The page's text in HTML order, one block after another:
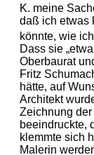
K. meine
daß ich etwas
könnte, wie
Dass sie
Oberbaurat
Fritz
hätte, auf
Architekt
Zeichnung
beeindruckte,
klemmte sich
Malerin